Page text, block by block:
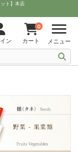
ット】本店
ン
0
カート メニュー